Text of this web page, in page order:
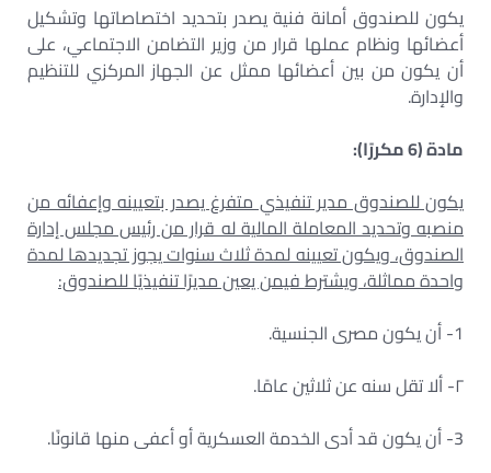
يكون للصندوق أمانة فنية يصدر بتحديد اختصاصاتها وتشكيل
أعضائها ونظام عملها قرار من وزير التضامن الاجتماعي، على
أن يكون من بين أعضائها ممثل عن الجهاز المركزي للتنظيم
والإدارة.
مادة (6 مكررًا):
يكون للصندوق مدير تنفيذي متفرغ يصدر بتعيينه وإعفائه من
منصبه وتحديد المعاملة المالية له قرار من رئيس مجلس إدارة
الصندوق، ويكون تعيينه لمدة ثلاث سنوات يجوز تجديدها لمدة
واحدة مماثلة، ويشترط فيمن يعين مديرًا تنفيذيًا للصندوق:
1- أن يكون مصرى الجنسية.
٢- ألا تقل سنه عن ثلاثين عامًا.
3- أن يكون قد أدى الخدمة العسكرية أو أعفى منها قانونًا.